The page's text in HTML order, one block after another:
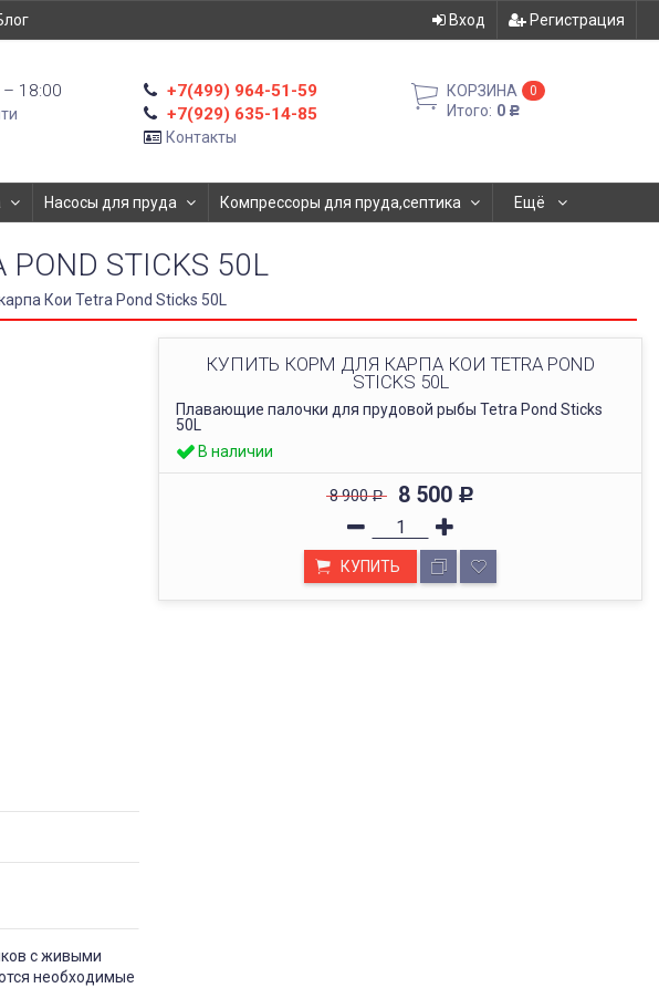
Вход Регистрация
– 18:00
+7(499) 964-51-59
+7(929) 635-14-85
Контакты
КОРЗИНА 0
Итого: 0 Р
Насосы для пруда Компрессоры для пруда,септика Ещё
STICKS 50L
Кои Tetra Pond Sticks 50L
КУПИТЬ КОРМ ДЛЯ КАРПА КОИ TETRA POND
STICKS 50L
Плавающие палочки для прудовой рыбы Tetra Pond Sticks
50L
В наличии
8 900Р 8 500 Р
КУПИТЬ
с живыми
необходимые